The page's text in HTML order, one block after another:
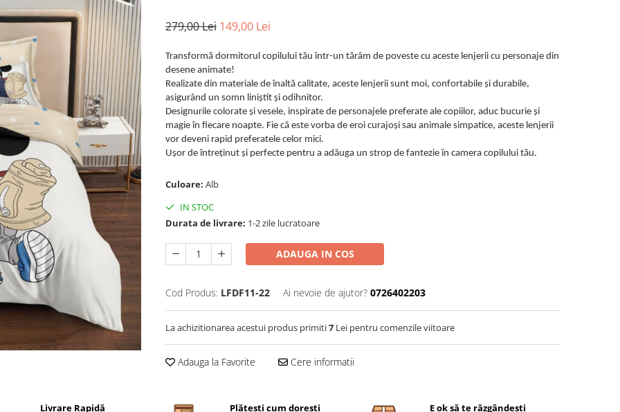
279,00 Lei 149,00 Lei
Transformă dormitorul copilului tău într-un tărâm de poveste cu aceste lenjerii cu personaje din
desene animate!
Realizate din materiale de înaltă calitate, aceste lenjerii sunt moi, confortabile și durabile,
asigurând un somn liniștit și odihnitor.
Designurile colorate și vesele, inspirate de personajele preferate ale copiilor, aduc bucurie și
magie în fiecare noapte. Fie că este vorba de eroi curajoși sau animale simpatice, aceste lenjerii
vor deveni rapid preferatele celor mici.
Ușor de întreținut și perfecte pentru a adăuga un strop de fantezie în camera copilului tău.
Culoare: Alb
IN STOC
Durata de livrare: 1-2 zile lucratoare
ADAUGA IN COS
Cod Produs: LFDF11-22 Ai nevoie de ajutor? 0726402203
La achizitionarea acestui produs primiti7 Lei pentru comenzile viitoare
Adauga la Favorite Cere informatii
Livrare Rapidă Plătești cum dorești E ok să te răzgândești